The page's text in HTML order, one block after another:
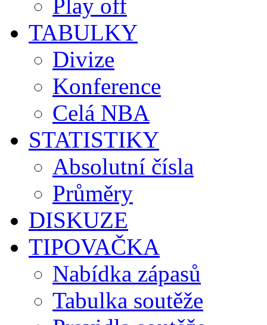
Play off
TABULKY
Divize
Konference
Celá NBA
STATISTIKY
Absolutní čísla
Průměry
DISKUZE
TIPOVAČKA
Nabídka zápasů
Tabulka soutěže